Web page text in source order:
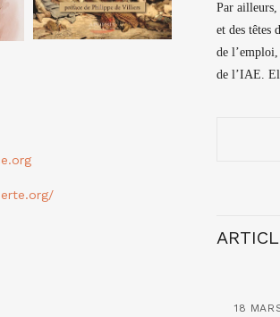
Par ailleurs,
et des têtes
de
de l’IAE.
18